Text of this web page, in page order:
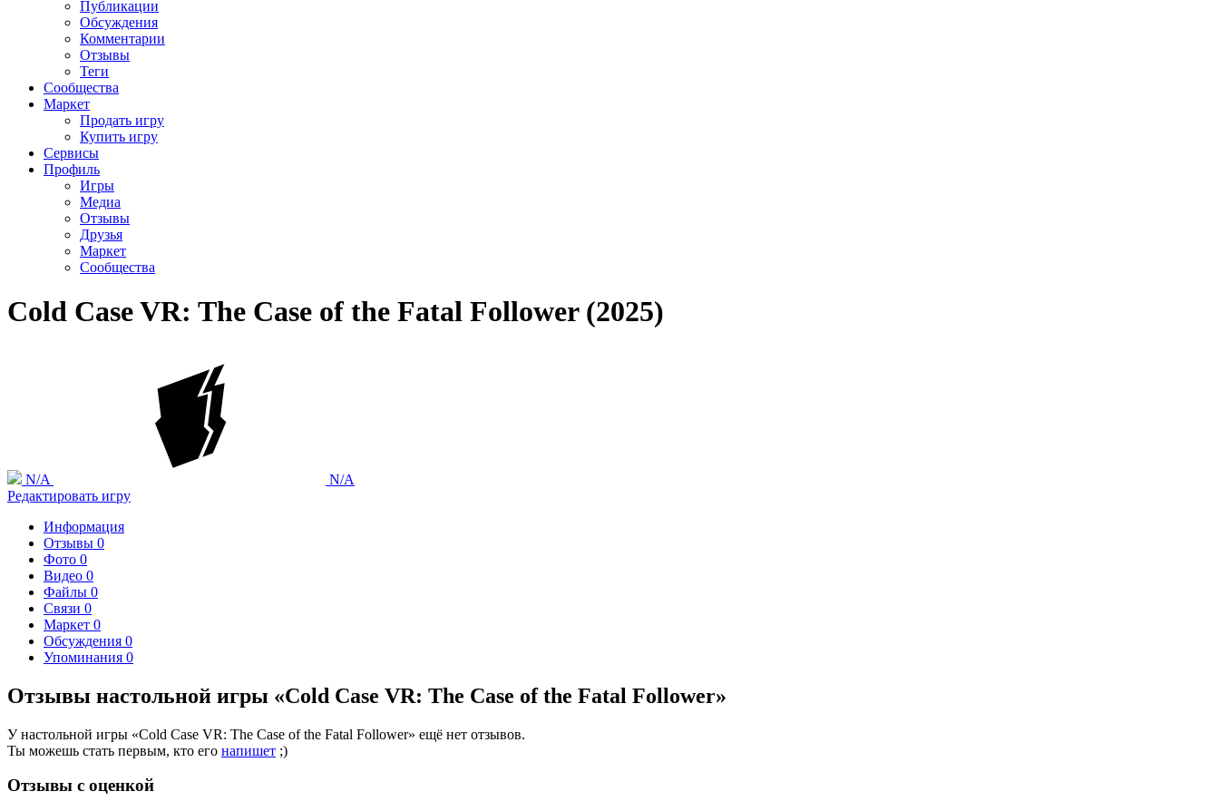
Публикации
Обсуждения
Комментарии
Отзывы
Теги
Сообщества
Маркет
Продать игру
Купить игру
Сервисы
Профиль
Игры
Медиа
Отзывы
Друзья
Маркет
Сообщества
Cold Case VR: The Case of the Fatal Follower (2025)
N/A
N/A
Редактировать игру
Информация
Отзывы 0
Фото 0
Видео 0
Файлы 0
Связи 0
Маркет 0
Обсуждения 0
Упоминания 0
Отзывы настольной игры «Cold Case VR: The Case of the Fatal Follower»
У настольной игры «Cold Case VR: The Case of the Fatal Follower» ещё нет отзывов.
Ты можешь стать первым, кто его напишет ;)
Отзывы с оценкой